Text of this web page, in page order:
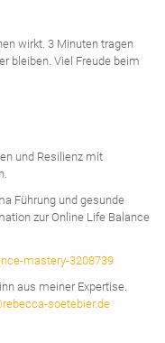
wirkt. 3 Minuten tragen
bleiben. Viel Freude beim
und Resilienz mit
Führung und gesunde
zur Online Life Balance
mastery-3208739
aus meiner Expertise.
soetebier.de